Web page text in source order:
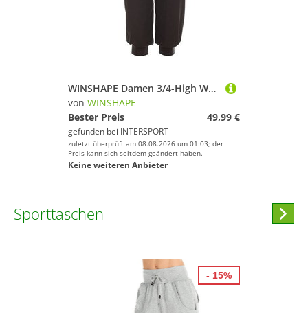
WINSHAPE Damen 3/4-High Waist-Trainingshose WBE12
von WINSHAPE
Bester Preis
49,99 €
gefunden bei INTERSPORT
zuletzt überprüft am 08.08.2026 um 01:03; der
Preis kann sich seitdem geändert haben.
Keine weiteren Anbieter
Sporttaschen
- 15%